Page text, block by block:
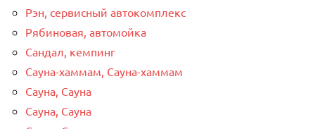
Рэн, сервисный автокомплекс
Рябиновая, автомойка
Сандал, кемпинг
Сауна-хаммам, Сауна-хаммам
Сауна, Сауна
Сауна, Сауна